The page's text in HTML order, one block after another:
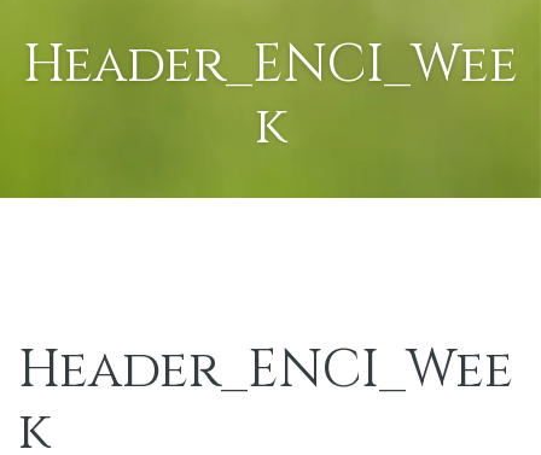
Header_ENCI_Wee
k
Header_ENCI_Wee
k